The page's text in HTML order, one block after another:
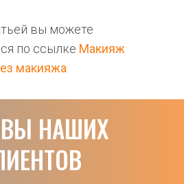
вы можете
по ссылке Макияж
макияжа
НАШИХ